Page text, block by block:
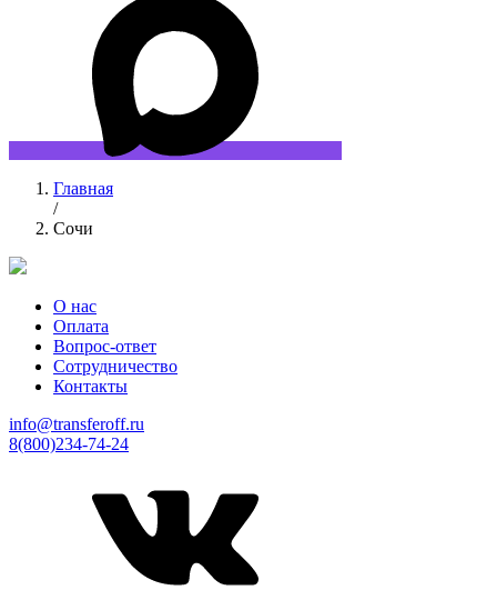
Главная
/
Сочи
О нас
Оплата
Вопрос-ответ
Сотрудничество
Контакты
info@transferoff.ru
8(800)234-74-24